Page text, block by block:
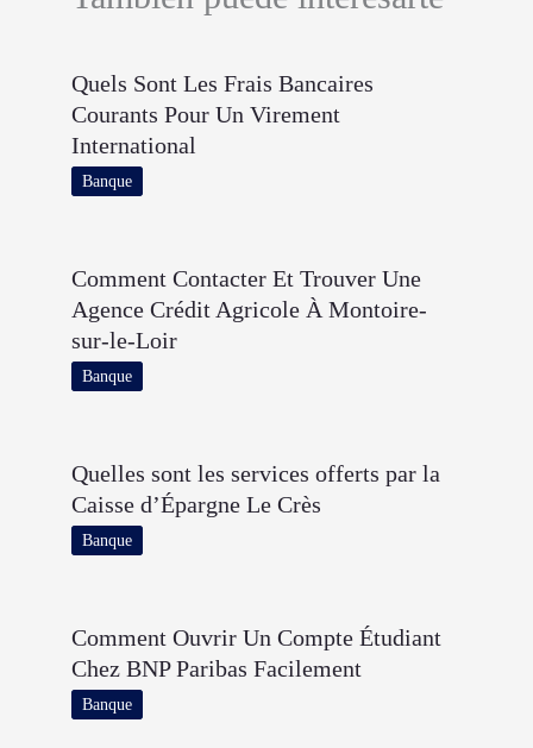
Quels Sont Les Frais Bancaires
Courants Pour Un Virement
International
Banque
Comment Contacter Et Trouver Une
Agence Crédit Agricole À Montoire-
sur-le-Loir
Banque
Quelles sont les services offerts par la
Caisse d’Épargne Le Crès
Banque
Comment Ouvrir Un Compte Étudiant
Chez BNP Paribas Facilement
Banque